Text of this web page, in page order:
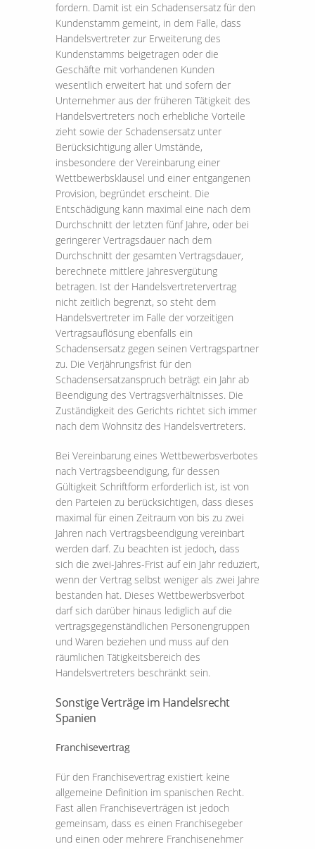
fordern. Damit ist ein Schadensersatz für den
Kundenstamm gemeint, in dem Falle, dass
Handelsvertreter zur Erweiterung des
Kundenstamms beigetragen oder die
Geschäfte mit vorhandenen Kunden
wesentlich erweitert hat und sofern der
Unternehmer aus der früheren Tätigkeit des
Handelsvertreters noch erhebliche Vorteile
zieht sowie der Schadensersatz unter
Berücksichtigung aller Umstände,
insbesondere der Vereinbarung einer
Wettbewerbsklausel und einer entgangenen
Provision, begründet erscheint. Die
Entschädigung kann maximal eine nach dem
Durchschnitt der letzten fünf Jahre, oder bei
geringerer Vertragsdauer nach dem
Durchschnitt der gesamten Vertragsdauer,
berechnete mittlere Jahresvergütung
betragen. Ist der Handelsvertretervertrag
nicht zeitlich begrenzt, so steht dem
Handelsvertreter im Falle der vorzeitigen
Vertragsauflösung ebenfalls ein
Schadensersatz gegen seinen Vertragspartner
zu. Die Verjährungsfrist für den
Schadensersatzanspruch beträgt ein Jahr ab
Beendigung des Vertragsverhältnisses. Die
Zuständigkeit des Gerichts richtet sich immer
nach dem Wohnsitz des Handelsvertreters.
Bei Vereinbarung eines Wettbewerbsverbotes
nach Vertragsbeendigung, für dessen
Gültigkeit Schriftform erforderlich ist, ist von
den Parteien zu berücksichtigen, dass dieses
maximal für einen Zeitraum von bis zu zwei
Jahren nach Vertragsbeendigung vereinbart
werden darf. Zu beachten ist jedoch, dass
sich die zwei-Jahres-Frist auf ein Jahr reduziert,
wenn der Vertrag selbst weniger als zwei Jahre
bestanden hat. Dieses Wettbewerbsverbot
darf sich darüber hinaus lediglich auf die
vertragsgegenständlichen Personengruppen
und Waren beziehen und muss auf den
räumlichen Tätigkeitsbereich des
Handelsvertreters beschränkt sein.
Sonstige Verträge im Handelsrecht
Spanien
Franchisevertrag
Für den Franchisevertrag existiert keine
allgemeine Definition im spanischen Recht.
Fast allen Franchiseverträgen ist jedoch
gemeinsam, dass es einen Franchisegeber
und einen oder mehrere Franchisenehmer